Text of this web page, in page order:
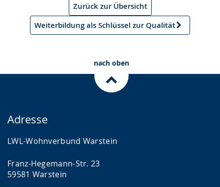
Zurück zur Übersicht
Weiterbildung als Schlüssel zur Qualität
Nächster
nach oben
Adresse
LWL-Wohnverbund Warstein
Franz-Hegemann-Str. 23
59581 Warstein